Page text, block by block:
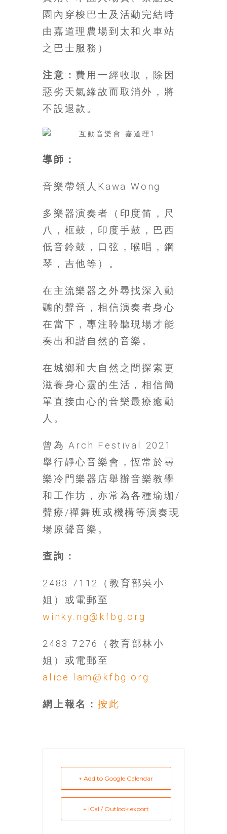
園內穿梭巴士及活動完結時
由嘉道理農場到太和火車站
之巴士服務）
注意： 費用一經收取，除因
惡劣天氣緣故而取消外，將
不設退款。
導師：
音樂帶領人Kawa Wong
多樂器演奏者（印度笛，尺
八，框鼓，印度手鼓，巴西
低音鈴鼓，口弦，喉唱，鋼
琴，吉他等）。
在主流樂器之外尋找深入動
聽的聲音，相信演奏者身心
在當下，專注聆聽現場才能
奏出和諧自然的音樂。
在城鄉和大自然之間探索更
滋養身心靈的生活，相信簡
單直接由心的音樂最療癒動
人。
曾為 Arch Festival 2021
舉行靜心音樂會，恆常於尋
樂冷門樂器店舉辦音樂教學
和工作坊，亦常為各種瑜珈/
聲療/禪舞班或機構等演奏現
場原聲音樂。
查詢：
2483 7112（教育部吳小
姐）或電郵至
winky.ng@kfbg.org
2483 7276（教育部林小
姐）或電郵至
alice.lam@kfbg.org
網上報名： 按此
+ Add to Google Calendar
+ iCal / Outlook export